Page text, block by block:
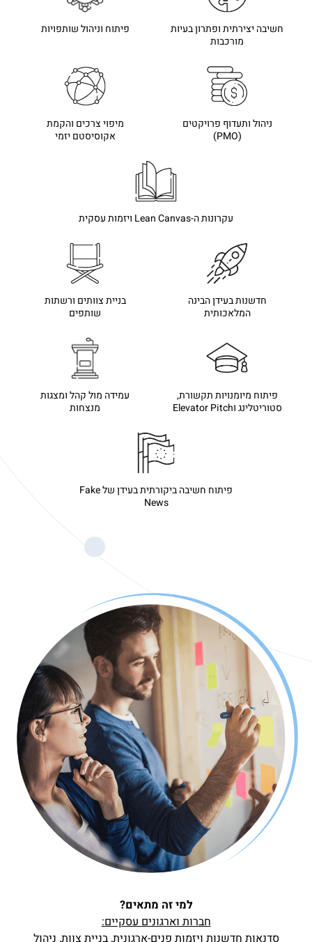
חשיבה יצירתית ופתרון בעיות
מורכבות
פיתוח וניהול שותפויות
ניהול ותעדוף פרויקטים
(PMO)
מיפוי צרכים והקמת
אקוסיסטם יזמי
עקרונות ה-Lean Canvas ויזמות עסקית
חדשנות בעידן הבינה
המלאכותית
בניית צוותים ורשתות
שותפים
פיתוח מיומנויות תקשורת,
סטוריטלינג וElevator Pitch
עמידה מול קהל ומצגות
מנצחות
פיתוח חשיבה ביקורתית בעידן של Fake
News
למי זה מתאים?
חברות וארגונים עסקיים:
סדנאות חדשנות ויזמות פנים-ארגונית, בניית צוות, ניהול